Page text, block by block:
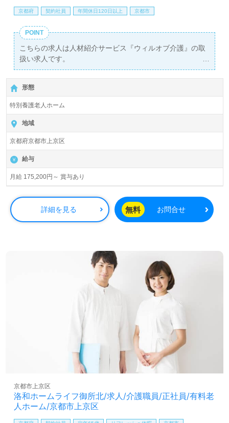
京都府 契約社員 年間休日120日以上 京都市
POINT
こちらの求人は人材紹介サービス『ウィルオブ介護』の取
扱い求人です。
詳細に関してお気軽にご相談ください♪
【無料】で皆さんの転職活動をサポートいたします。
形態
特別養護老人ホーム
地域
京都府京都市上京区
給与
月給 175,200円～ 賞与あり
詳細を見る 無料 お問合せ
洛和ホームライフ御所北/求人/介護職員/正社員/有料老
人ホーム/京都市上京区
京都市上京区